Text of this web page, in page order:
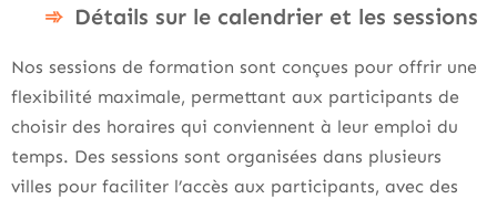
Détails sur le calendrier et les sessions
Nos sessions de formation sont conçues pour offrir une
flexibilité maximale, permettant aux participants de
choisir des horaires qui conviennent à leur emploi du
temps. Des sessions sont organisées dans plusieurs
villes pour faciliter l’accès aux participants, avec des